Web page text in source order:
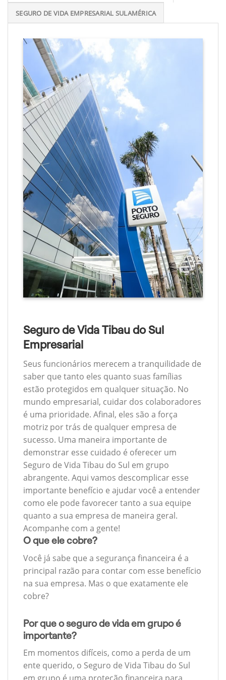
SEGURO DE VIDA EMPRESARIAL SULAMÉRICA
Seguro de Vida Tibau do Sul
Empresarial
Seus funcionários merecem a tranquilidade de
saber que tanto eles quanto suas famílias
estão protegidos em qualquer situação. No
mundo empresarial, cuidar dos colaboradores
é uma prioridade. Afinal, eles são a força
motriz por trás de qualquer empresa de
sucesso. Uma maneira importante de
demonstrar esse cuidado é oferecer um
Seguro de Vida Tibau do Sul em grupo
abrangente. Aqui vamos descomplicar esse
importante benefício e ajudar você a entender
como ele pode favorecer tanto a sua equipe
quanto a sua empresa de maneira geral.
Acompanhe com a gente!
O que ele cobre?
Você já sabe que a segurança financeira é a
principal razão para contar com esse benefício
na sua empresa. Mas o que exatamente ele
cobre?
Por que o seguro de vida em grupo é
importante?
Em momentos difíceis, como a perda de um
ente querido, o Seguro de Vida Tibau do Sul